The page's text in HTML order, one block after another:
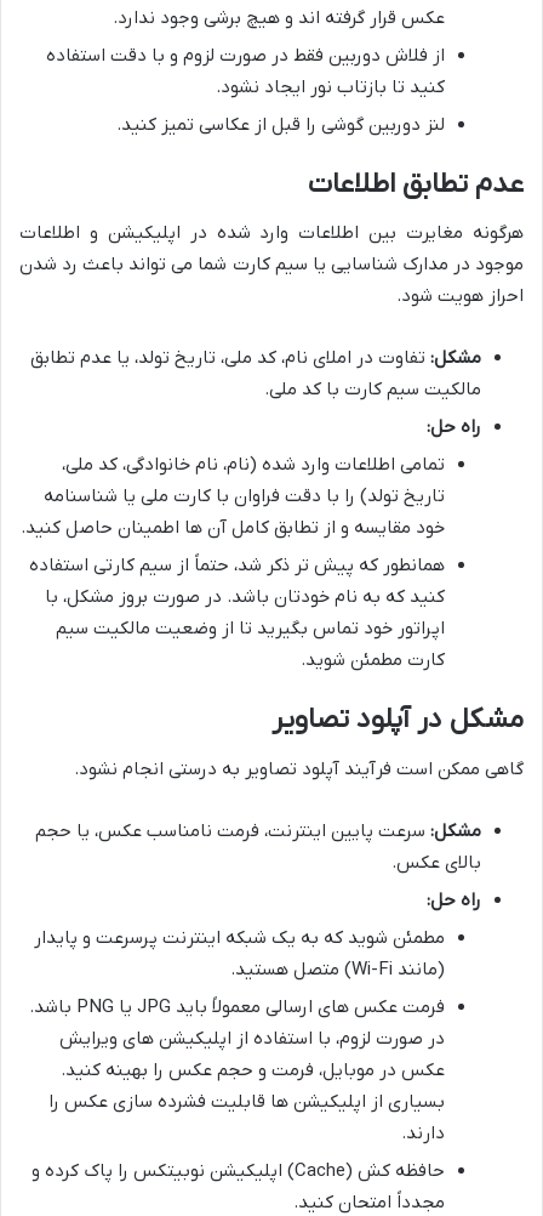
عکس قرار گرفته اند و هیچ برشی وجود ندارد.
از فلاش دوربین فقط در صورت لزوم و با دقت استفاده
کنید تا بازتاب نور ایجاد نشود.
لنز دوربین گوشی را قبل از عکاسی تمیز کنید.
عدم تطابق اطلاعات
هرگونه مغایرت بین اطلاعات وارد شده در اپلیکیشن و اطلاعات
موجود در مدارک شناسایی یا سیم کارت شما می تواند باعث رد شدن
احراز هویت شود.
مشکل: تفاوت در املای نام، کد ملی، تاریخ تولد، یا عدم تطابق
مالکیت سیم کارت با کد ملی.
راه حل:
تمامی اطلاعات وارد شده (نام، نام خانوادگی، کد ملی،
تاریخ تولد) را با دقت فراوان با کارت ملی یا شناسنامه
خود مقایسه و از تطابق کامل آن ها اطمینان حاصل کنید.
همانطور که پیش تر ذکر شد، حتماً از سیم کارتی استفاده
کنید که به نام خودتان باشد. در صورت بروز مشکل، با
اپراتور خود تماس بگیرید تا از وضعیت مالکیت سیم
کارت مطمئن شوید.
مشکل در آپلود تصاویر
گاهی ممکن است فرآیند آپلود تصاویر به درستی انجام نشود.
مشکل: سرعت پایین اینترنت، فرمت نامناسب عکس، یا حجم
بالای عکس.
راه حل:
مطمئن شوید که به یک شبکه اینترنت پرسرعت و پایدار
(مانند Wi-Fi) متصل هستید.
فرمت عکس های ارسالی معمولاً باید JPG یا PNG باشد.
در صورت لزوم، با استفاده از اپلیکیشن های ویرایش
عکس در موبایل، فرمت و حجم عکس را بهینه کنید.
بسیاری از اپلیکیشن ها قابلیت فشرده سازی عکس را
دارند.
حافظه کش (Cache) اپلیکیشن نوبیتکس را پاک کرده و
مجدداً امتحان کنید.